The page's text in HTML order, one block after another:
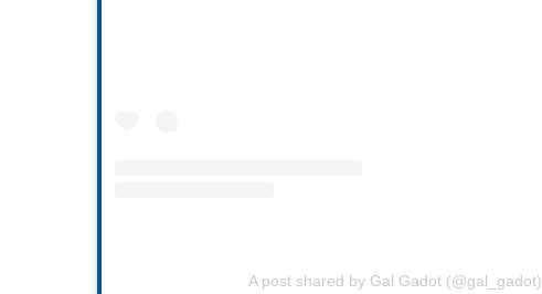
A post shared by Gal Gadot (@gal_gadot)